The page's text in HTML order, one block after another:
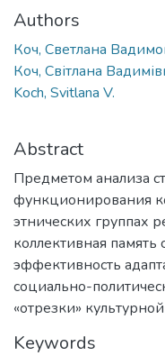
Authors
Коч, Светлана
Коч, Світлана
Koch, Svitlana V.
Abstract
Предметом анализа
функционирования
этнических группах
коллективная память
эффективность
социально-
«отрезки»
Keywords